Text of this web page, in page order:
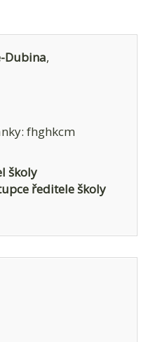
Dubina,
fhghkcm
školy
ředitele školy